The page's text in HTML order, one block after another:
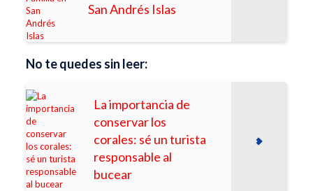
San Andrés Islas
No te quedes sin leer:
La importancia de
conservar los
corales: sé un turista
responsable al
bucear